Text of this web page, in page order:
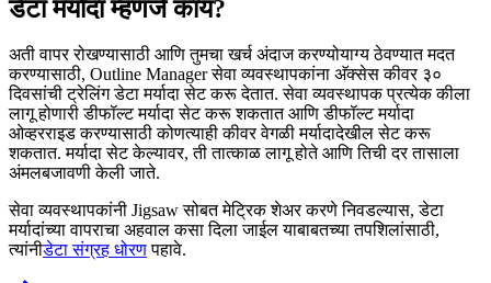
डेटा मर्यादा म्हणजे काय?
अती वापर रोखण्यासाठी आणि तुमचा खर्च अंदाज करण्योयाग्य ठेवण्यात मदत
करण्यासाठी, Outline Manager सेवा व्यवस्थापकांना अ‍ॅक्सेस कीवर ३०
दिवसांची ट्रेलिंग डेटा मर्यादा सेट करू देतात. सेवा व्यवस्थापक प्रत्येक कीला
लागू होणारी डीफॉल्ट मर्यादा सेट करू शकतात आणि डीफॉल्ट मर्यादा
ओव्हरराइड करण्यासाठी कोणत्याही कीवर वेगळी मर्यादादेखील सेट करू
शकतात. मर्यादा सेट केल्यावर, ती तात्काळ लागू होते आणि तिची दर तासाला
अंमलबजावणी केली जाते.
सेवा व्यवस्थापकांनी Jigsaw सोबत मेट्रिक शेअर करणे निवडल्यास, डेटा
मर्यादांच्या वापराचा अहवाल कसा दिला जाईल याबाबतच्या तपशिलांसाठी,
त्यांनीडेटा संग्रह धोरणपहावे.